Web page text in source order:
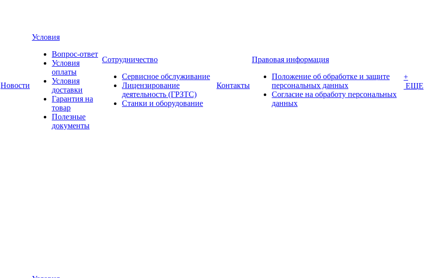
Новости
Условия
Вопрос-ответ
Условия
оплаты
Условия
доставки
Гарантия на
товар
Полезные
документы
Сотрудничество
Сервисное обслуживание
Лицензирование
деятельность (ГРЗТС)
Станки и оборудование
Контакты
Правовая информация
Положение об обработке и защите
персональных данных
Согласие на обработу персональных
данных
+
ЕЩЕ